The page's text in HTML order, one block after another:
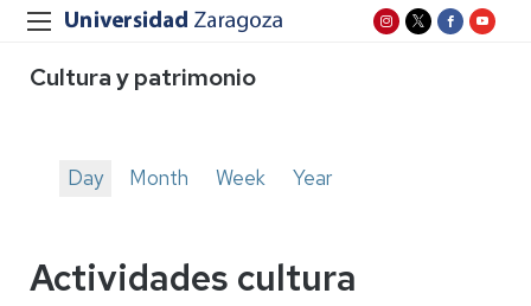
Cultura y patrimonio
principales
Day Month Week Year
Actividades cultura